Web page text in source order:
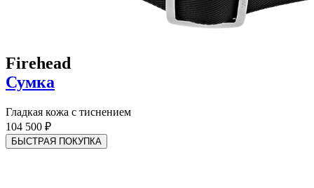
Firehead
Сумка
Гладкая кожа с тиснением
104 500 ₽
БЫСТРАЯ ПОКУПКА